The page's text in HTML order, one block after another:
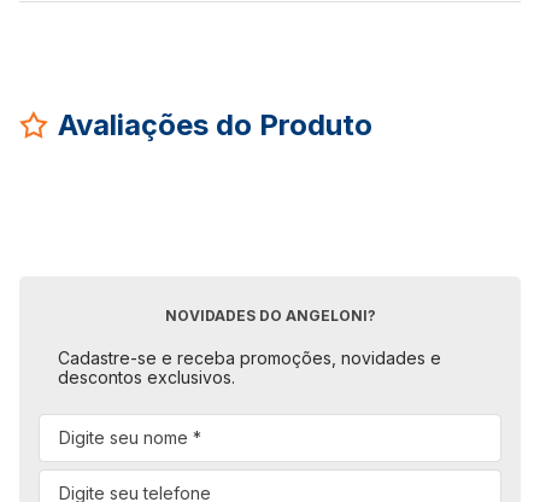
Avaliações do Produto
NOVIDADES DO ANGELONI?
Cadastre-se e receba promoções, novidades e
descontos exclusivos.